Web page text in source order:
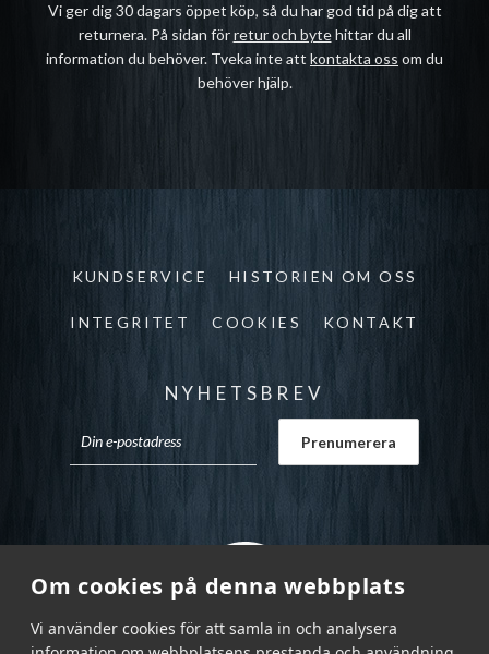
Om cookies på denna webbplats
Vi använder cookies för att samla in och analysera
Vi ger dig 30 dagars öppet köp, så du har god tid på dig att
returnera. På sidan förretur och bytehittar du all
information du behöver. Tveka inte att kontakta oss om du
behöver hjälp.
KUNDSERVICE HISTORIEN OM OSS
INTEGRITET COOKIES KONTAKT
NYHETSBREV